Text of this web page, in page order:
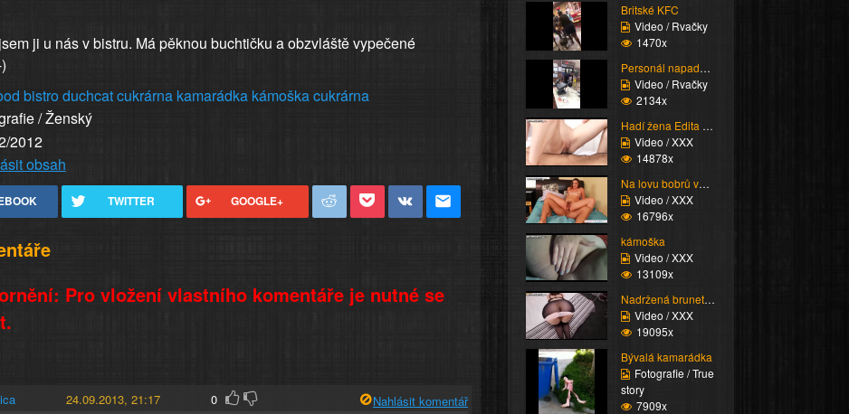
ji u nás v bistru. Má pěknou buchtičku a obzvláště vypečené
bistroduchcatcukrárna kamarádka kámoškacukrárna
/ Ženský
2012
obsah
TWITTER GOOGLE+
Pro vložení vlastního komentáře je nutné se
24.09.2013, 21:17 0 Nahlásit komentář
Britské KFC
Video / Rvačky
1470x
Personál napadne zákaz...
Video / Rvačky
2134x
Hadí žena Edita a její...
Video / XXX
14878x
Na lovu bobrů vol.20
Video / XXX
16796x
kámoška
Video / XXX
13109x
Nadržená bruneta mu na...
Video / XXX
19095x
Bývalá kamarádka
Fotografie / True
story
7909x